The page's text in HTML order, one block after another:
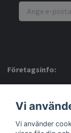
Företagsinfo:
Sociala medier
Vi
Vi använder